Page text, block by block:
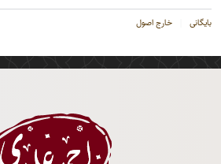
بایگانی خارج اصول